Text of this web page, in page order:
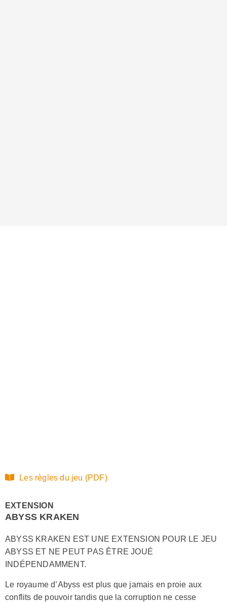
Les règles du jeu (PDF)
EXTENSION
ABYSS KRAKEN
ABYSS KRAKEN EST UNE EXTENSION POUR LE JEU
ABYSS ET NE PEUT PAS ÊTRE JOUÉ
INDÉPENDAMMENT.
Le royaume d’Abyss est plus que jamais en proie aux
conflits de pouvoir tandis que la corruption ne cesse